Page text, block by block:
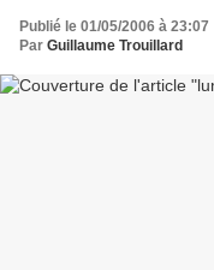
Publié le 01/05/2006 à 23:07
Par Guillaume Trouillard